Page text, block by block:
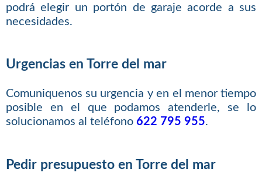
podrá elegir un portón de garaje acorde a sus
necesidades.
Urgencias en Torre del mar
Comuniquenos su urgencia y en el menor tiempo
posible en el que podamos atenderle, se lo
solucionamos al teléfono 622 795 955.
Pedir presupuesto en Torre del mar